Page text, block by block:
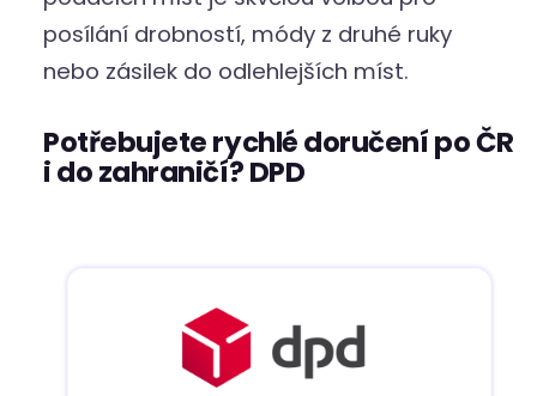
posílání drobností, módy z druhé ruky
nebo zásilek do odlehlejších míst.
Potřebujete rychlé doručení po ČR
i do zahraničí? DPD